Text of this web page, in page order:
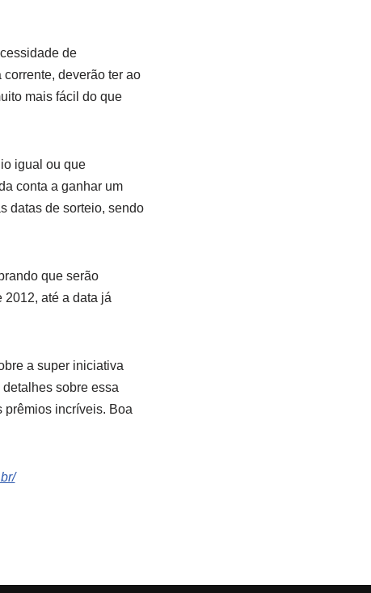
de
deverão ter ao
mais fácil do que
igual ou que
conta a ganhar um
datas de sorteio, sendo
que serão
até a data já
a super iniciativa
sobre essa
prêmios incríveis. Boa